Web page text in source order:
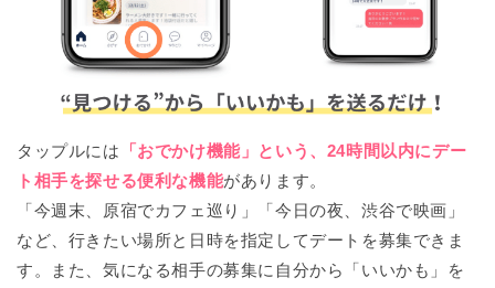
タップルには 「おでかけ機能」という、24時間以内にデー
ト相手を探せる便利な機能があります。
「今週末、原宿でカフェ巡り」「今日の夜、渋谷で映画」
など、行きたい場所と日時を指定してデートを募集できま
す。また、気になる相手の募集に自分から「いいかも」を